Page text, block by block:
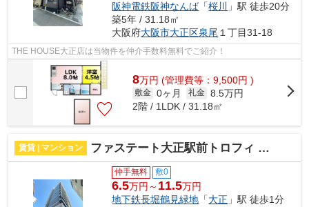
阪神電鉄阪神なんば「桜川
」駅 徒歩20分
築5年 / 31.18㎡
大阪府大阪市大正区泉尾 １丁目31-18
THE HOUSE大正店は当物件を仲介手数料無料でご紹介！
8万円 (管理費等：9,500円 )
敷金 0ヶ月 礼金 8.5万円
2階 / 1LDK / 31.18㎡
賃貸 | マンション ファステート大正駅前トロフィ 仲介手数料無料
仲手無料 敷0
6.5万円～ 11.5万円
地下鉄長堀鶴見緑地 「大正 」駅 徒歩1分